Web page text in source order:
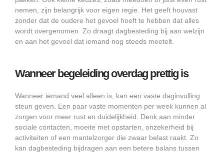
nemen, zijn belangrijk voor eigen regie. Het geeft houvast
zonder dat de oudere het gevoel hoeft te hebben dat alles
wordt overgenomen. Zo draagt dagbesteding bij aan welzijn
en aan het gevoel dat iemand nog steeds meetelt.
Wanneer begeleiding overdag prettig is
Wanneer iemand veel alleen is, kan een vaste daginvulling
steun geven. Een paar vaste momenten per week kunnen al
zorgen voor meer rust en duidelijkheid. Denk aan minder
sociale contacten, moeite met opstarten, onzekerheid bij
activiteiten of een mantelzorger die zwaar belast raakt. Zo
kan dagbesteding bijdragen aan een betere balans tussen